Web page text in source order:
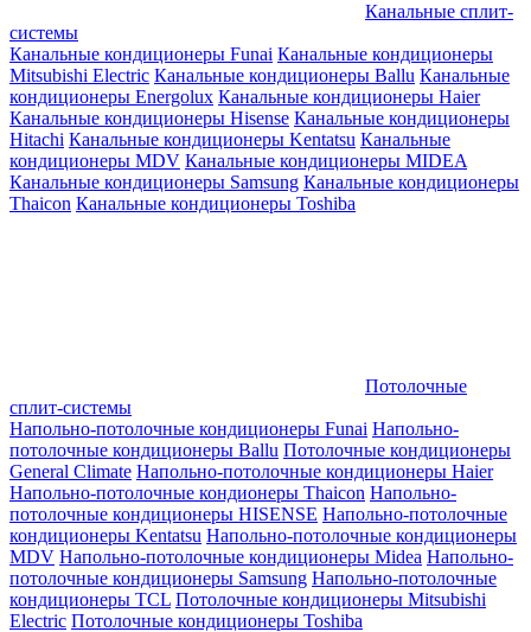
Канальные сплит-
системы
Канальные кондиционеры Funai Канальные кондиционеры
Mitsubishi Electric Канальные кондиционеры Ballu Канальные
кондиционеры Energolux Канальные кондиционеры Haier
Канальные кондиционеры Hisense Канальные кондиционеры
Hitachi Канальные кондиционеры Kentatsu Канальные
кондиционеры MDV Канальные кондиционеры MIDEA
Канальные кондиционеры Samsung Канальные кондиционеры
Thaicon Канальные кондиционеры Toshiba
Потолочные
сплит-системы
Напольно-потолочные кондиционеры Funai Напольно-
потолочные кондиционеры Ballu Потолочные кондиционеры
General Climate Напольно-потолочные кондиционеры Haier
Напольно-потолочные кондионеры Thaicon Напольно-
потолочные кондиционеры HISENSE Напольно-потолочные
кондиционеры Kentatsu Напольно-потолочные кондиционеры
MDV Напольно-потолочные кондиционеры Midea Напольно-
потолочные кондиционеры Samsung Напольно-потолочные
кондиционеры TCL Потолочные кондиционеры Mitsubishi
Electric Потолочные кондиционеры Toshiba